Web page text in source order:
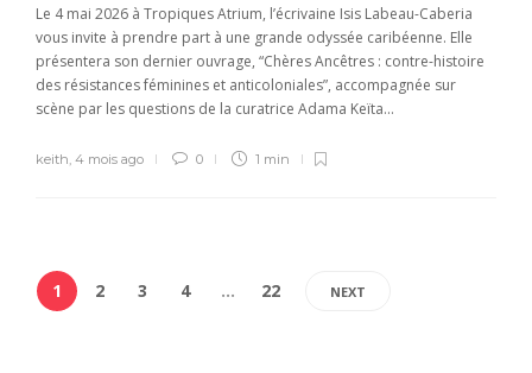
Le 4 mai 2026 à Tropiques Atrium, l’écrivaine Isis Labeau-Caberia
vous invite à prendre part à une grande odyssée caribéenne. Elle
présentera son dernier ouvrage, “Chères Ancêtres : contre-histoire
des résistances féminines et anticoloniales”, accompagnée sur
scène par les questions de la curatrice Adama Keïta...
keith 4 mois ago 0 1 min
1 2 3 4 … 22 NEXT